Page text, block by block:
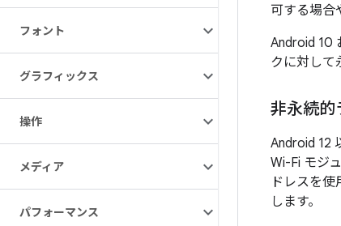
フォント
グラフィックス
操作
メディア
パフォーマンス
可する場合
Android 10
クに対して
非永続的
Android 12
Wi-Fi モジ
ドレスを
します。